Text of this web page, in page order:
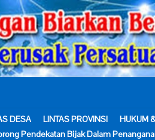
DESA LINTAS PROVINSI HUKUM
Pendekatan Bijak Dalam